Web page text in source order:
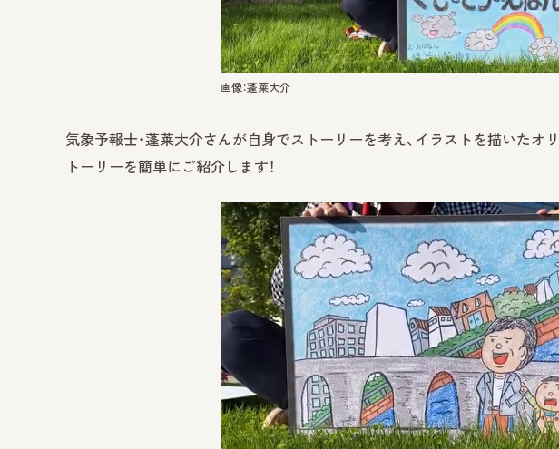
画像：蓬莱大介
気象予報士・蓬莱大介さんが自身でストーリーを考え、イラストを描いたオ
トーリーを簡単にご紹介します！